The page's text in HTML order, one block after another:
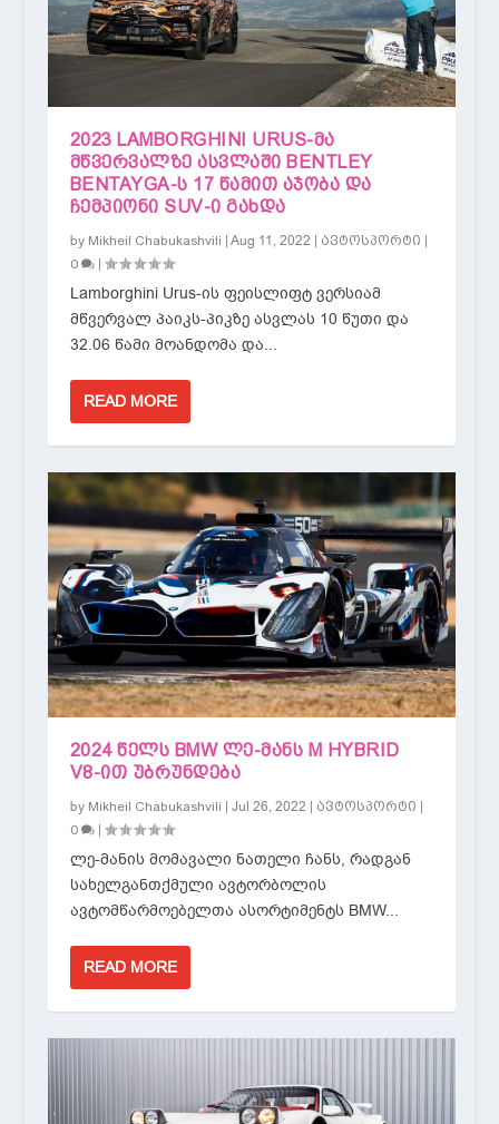
2023 LAMBORGHINI URUS-ᲛᲐ
ᲛᲬᲕᲔᲠᲕᲐᲚᲖᲔ ᲐᲡᲕᲚᲐᲨᲘ BENTLEY
BENTAYGA-Ს 17 ᲬᲐᲛᲘᲗ ᲐᲯᲝᲑᲐ ᲓᲐ
ᲩᲔᲛᲞᲘᲝᲜᲘ SUV-Ი ᲒᲐᲮᲓᲐ
by Mikheil Chabukashvili |Aug 11, 2022 | ავტოსპორტი |
0 |
Lamborghini Urus-ის ფეისლიფტ ვერსიამ
მწვერვალ პაიკს-პიკზე ასვლას 10 წუთი და
32.06 წამი მოანდომა და...
READ MORE
2024 ᲬᲔᲚᲡ BMW ᲚᲔ-ᲛᲐᲜᲡ M HYBRID
V8-ᲘᲗ ᲣᲑᲠᲣᲜᲓᲔᲑᲐ
by Mikheil Chabukashvili | Jul 26, 2022 | ავტოსპორტი |
0 |
ლე-მანის მომავალი ნათელი ჩანს, რადგან
სახელგანთქმული ავტორბოლის
ავტომწარმოებელთა ასორტიმენტს BMW...
READ MORE